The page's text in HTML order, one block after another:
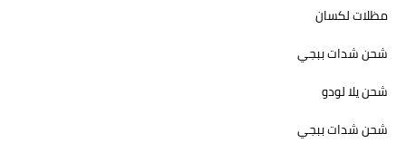
مظلات لكسان
شحن شدات ببجي
شحن يلا لودو
شحن شدات ببجي